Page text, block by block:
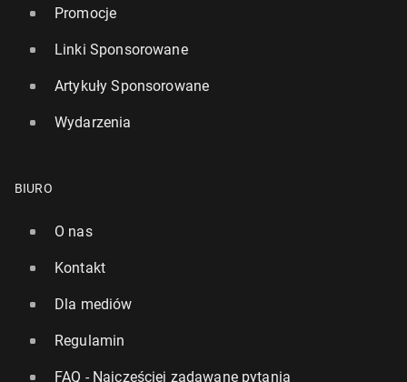
Promocje
Linki Sponsorowane
Artykuły Sponsorowane
Wydarzenia
BIURO
O nas
Kontakt
Dla mediów
Regulamin
FAQ - Najczęściej zadawane pytania